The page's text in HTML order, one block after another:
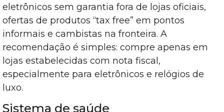
eletrônicos sem garantia fora de lojas oficiais,
ofertas de produtos “tax free” em pontos
informais e cambistas na fronteira. A
recomendação é simples: compre apenas em
lojas estabelecidas com nota fiscal,
especialmente para eletrônicos e relógios de
luxo.
Sistema de saúde